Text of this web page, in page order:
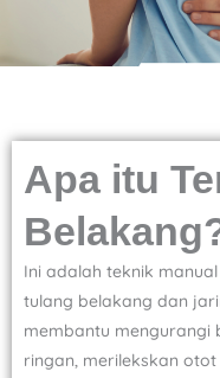
Apa itu
Ini adalah teknik
tulang belakang dan
membantu mengurangi
ringan, merilekskan